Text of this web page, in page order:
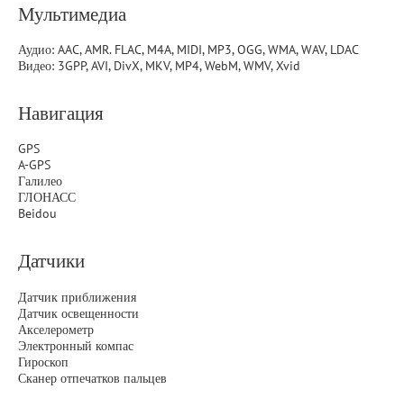
Мультимедиа
Аудио: AAC, AMR. FLAC, M4A, MIDI, MP3, OGG, WMA, WAV, LDAC
Видео: 3GPP, AVI, DivX, MKV, MP4, WebM, WMV, Xvid
Навигация
GPS
A-GPS
Галилео
ГЛОНАСС
Beidou
Датчики
Датчик приближения
Датчик освещенности
Акселерометр
Электронный компас
Гироскоп
Сканер отпечатков пальцев